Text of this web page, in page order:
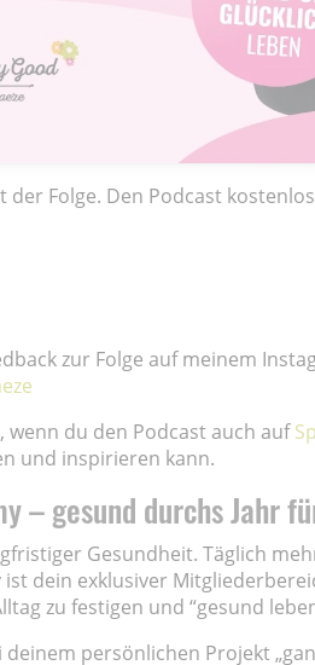
der Folge. Den Podcast
zur Folge auf meinem
du den Podcast auch auf
und inspirieren kann.
– gesund durchs Jahr
Gesundheit. Täglich
dein exklusiver
zu festigen und “gesund
deinem persönlichen Projekt